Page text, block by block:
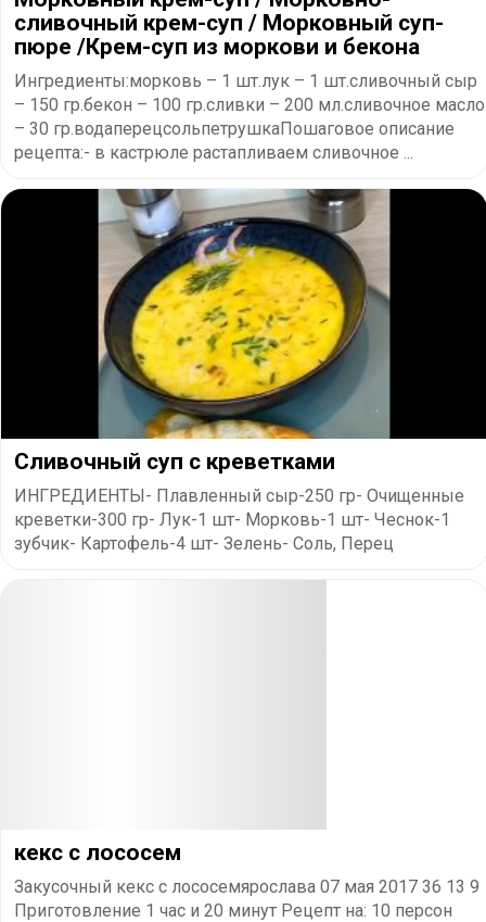
сливочный крем-суп / Морковный суп-
пюре /Крем-суп из моркови и бекона
Ингредиенты:морковь – 1 шт.лук – 1 шт.сливочный сыр
– 150 гр.бекон – 100 гр.сливки – 200 мл.сливочное масло
– 30 гр.водаперецсольпетрушкаПошаговое описание
рецепта:- в кастрюле растапливаем сливочное ...
Сливочный суп с креветками
ИНГРЕДИЕНТЫ- Плавленный сыр-250 гр- Очищенные
креветки-300 гр- Лук-1 шт- Морковь-1 шт- Чеснок-1
зубчик- Картофель-4 шт- Зелень- Соль, Перец
кекс с лососем
Закусочный кекс с лососемярослава 07 мая 2017 36 13 9
Приготовление 1 час и 20 минут Рецепт на: 10 персон